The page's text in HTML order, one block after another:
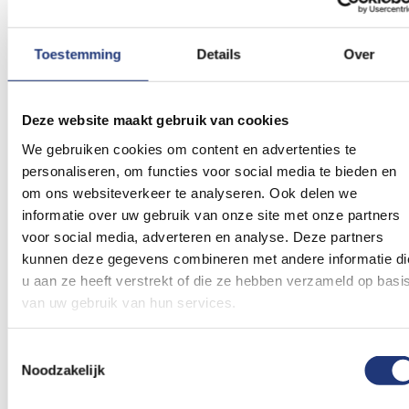
Toestemming Details Over
Deze website maakt gebruik van cookies
We gebruiken cookies om content en advertenties te
personaliseren, om functies voor social media te bieden en
om ons websiteverkeer te analyseren. Ook delen we
informatie over uw gebruik van onze site met onze partners
voor social media, adverteren en analyse. Deze partners
kunnen deze gegevens combineren met andere informatie
u aan ze heeft verstrekt of die ze hebben verzameld op
van uw gebruik van hun services.
Noodzakelijk
16:00 uur besteld, de volgende werkdag in huis.
Beoordelingen
Schrijf een beoordeling
Gerelateerde producten
Voeg
toe
toe